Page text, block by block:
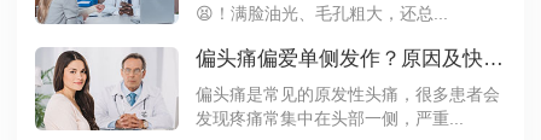
😫！满脸油光、毛孔粗大，还总...
偏头痛偏爱单侧发作？原因及快速缓解法速看
偏头痛是常见的原发性头痛，很多患者会
发现疼痛常集中在头部一侧，严重...